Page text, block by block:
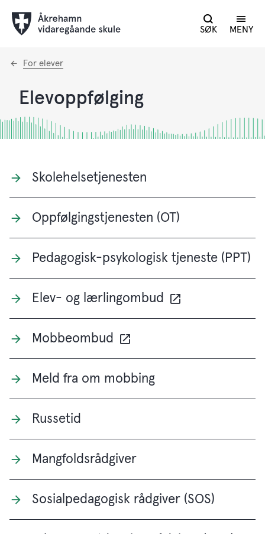
SØK MENY
Du
For elever
Elevoppfølging
Skolehelsetjenesten
Oppfølgingstjenesten (OT)
Pedagogisk-psykologisk tjeneste (PPT)
Elev- og lærlingombud
Mobbeombud
Meld fra om mobbing
Russetid
Mangfoldsrådgiver
Sosialpedagogisk rådgiver (SOS)